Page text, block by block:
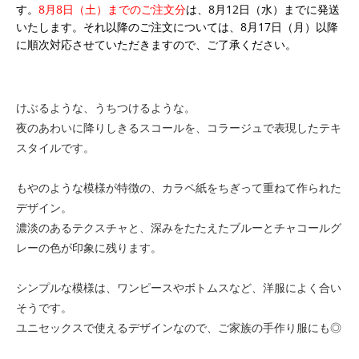
す。 8月8日（土）までのご注文分は、8月12日（水）までに発送
いたします。それ以降のご注文については、8月17日（月）以降
に順次対応させていただきますので、ご了承ください。
けぶるような、うちつけるような。
夜のあわいに降りしきるスコールを、コラージュで表現したテキ
スタイルです。
もやのような模様が特徴の、カラペ紙をちぎって重ねて作られた
デザイン。
濃淡のあるテクスチャと、深みをたたえたブルーとチャコールグ
レーの色が印象に残ります。
シンプルな模様は、ワンピースやボトムスなど、洋服によく合い
そうです。
ユニセックスで使えるデザインなので、ご家族の手作り服にも◎